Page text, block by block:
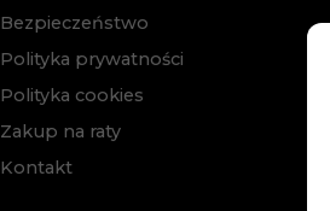
Bezpieczeństwo
Polityka prywatności
Polityka cookies
Zakup na raty
Kontakt